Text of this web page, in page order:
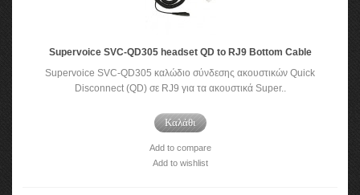
Supervoice SVC-QD305 headset QD to RJ9 Bottom Cable
Supervoice SVC-QD305 καλώδιο σύνδεσης ακουστικών Quick
Disconnect (QD) σε RJ9 για τα ακουστικά Super..
Καλάθι
Add to compare
Add to wishlist